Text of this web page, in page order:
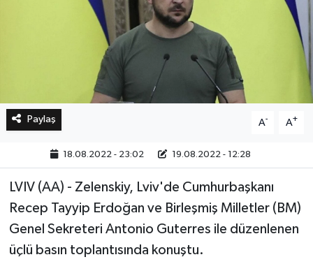
Paylaş A- A+
18.08.2022 - 23:02 19.08.2022 - 12:28
LVIV (AA) - Zelenskiy, Lviv'de Cumhurbaşkanı
Recep Tayyip Erdoğan ve Birleşmiş Milletler (BM)
Genel Sekreteri Antonio Guterres ile düzenlenen
üçlü basın toplantısında konuştu.